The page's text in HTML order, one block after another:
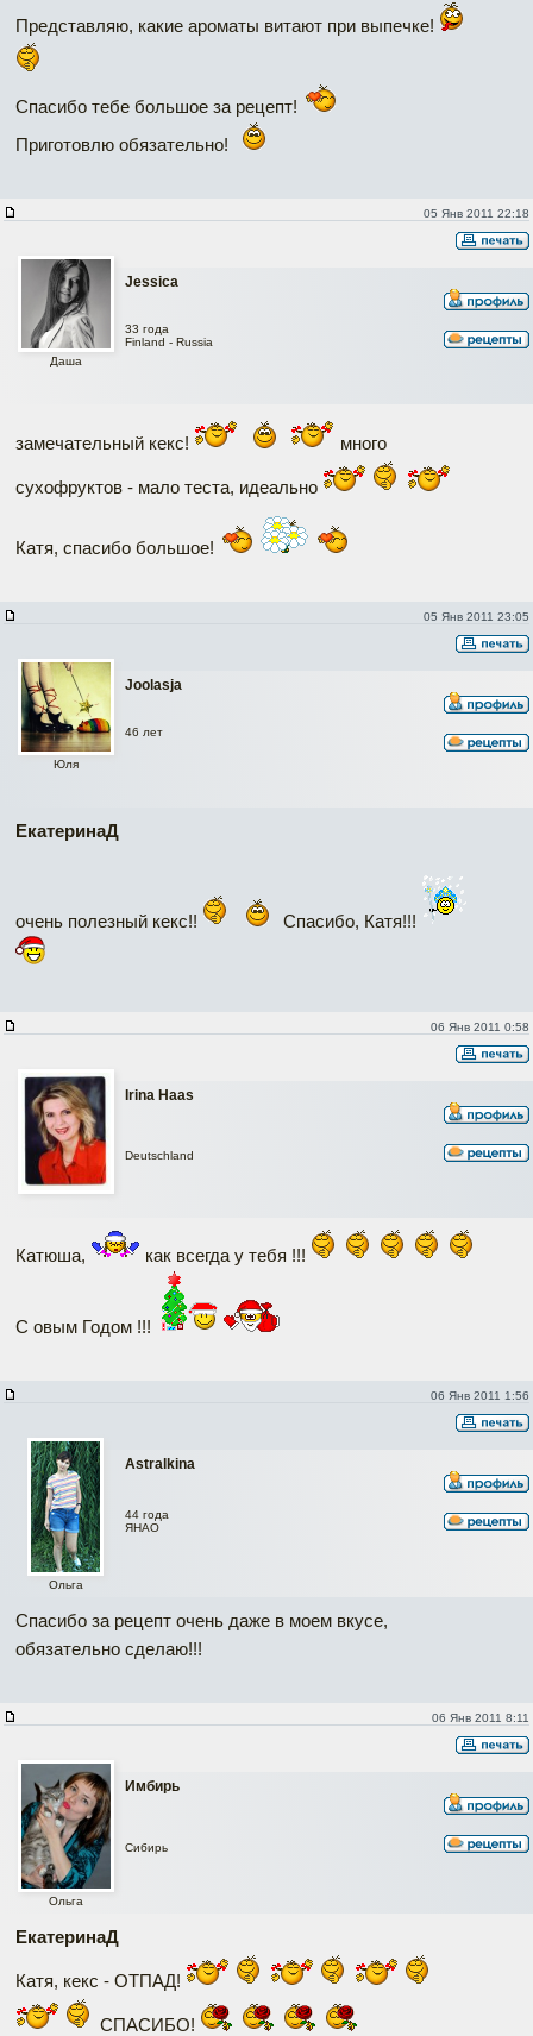
Представляю, какие ароматы витают при выпечке!
Спасибо тебе большое за рецепт!
Приготовлю обязательно!
05 Янв 2011 22:18
Jessica
Даша
33 года
Finland - Russia
замечательный кекс! много
сухофруктов - мало теста, идеально
Катя, спасибо большое!
05 Янв 2011 23:05
Joolasja
Юля
46 лет
ЕкатеринаД
очень полезный кекс!! Спасибо, Катя!!!
06 Янв 2011 0:58
Irina Haas
Deutschland
Катюша, как всегда у тебя !!!
С овым Годом !!!
06 Янв 2011 1:56
Astralkina
Ольга
44 года
ЯНАО
Спасибо за рецепт очень даже в моем вкусе,
обязательно сделаю!!!
06 Янв 2011 8:11
Имбирь
Ольга
Сибирь
ЕкатеринаД
Катя, кекс - ОТПАД!
СПАСИБО!